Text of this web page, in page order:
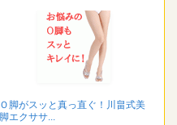
Ｏ脚がスッと真っ直ぐ！川畠式美
脚エクササ...